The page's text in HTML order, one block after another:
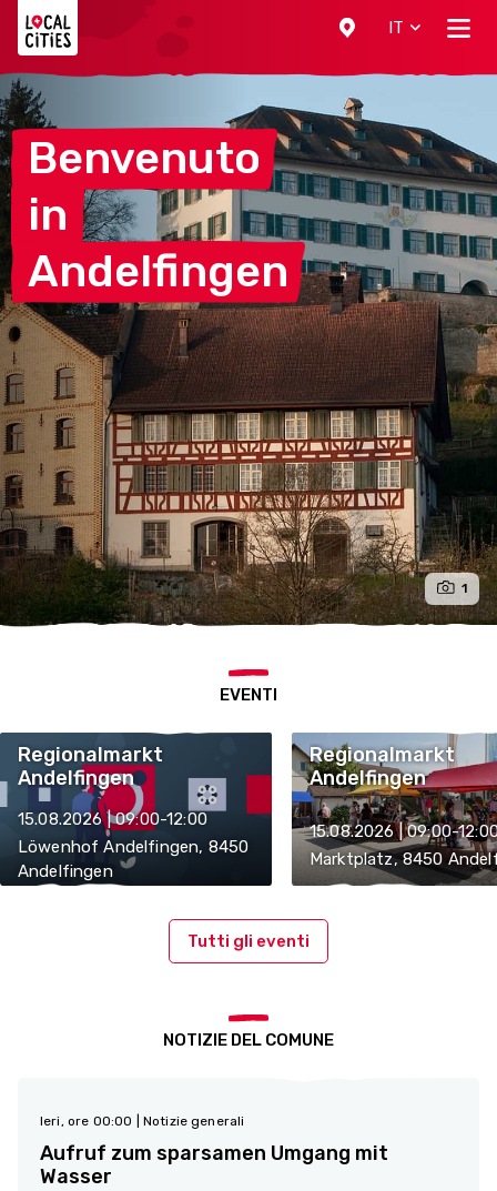
IT
Benvenuto
in
Andelfingen
1
EVENTI
Regionalmarkt
Andelfingen
15.08.2026 | 09:00-12:00
Löwenhof Andelfingen, 8450
Andelfingen
Regionalmarkt
Andelfingen
15.08.2026 | 09:00-
Marktplatz, 8450
Tutti gli eventi
NOTIZIE DEL COMUNE
Ieri, ore 00:00 | Notizie generali
Aufruf zum sparsamen Umgang mit
Wasser